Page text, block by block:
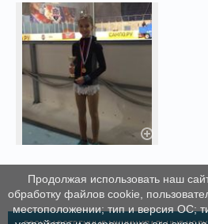
Продолжая использовать наш
обработку файлов cookie,
местоположении; тип и версия ОС;